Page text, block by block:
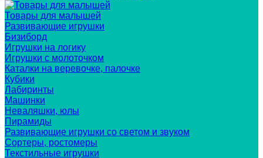
Товары для малышей
Развивающие игрушки
Бизиборд
Игрушки на логику
Игрушки с молоточком
Каталки на веревочке, палочке
Кубики
Лабиринты
Машинки
Неваляшки, юлы
Пирамиды
Развивающие игрушки со светом и звуком
Сортеры, ростомеры
Текстильные игрушки